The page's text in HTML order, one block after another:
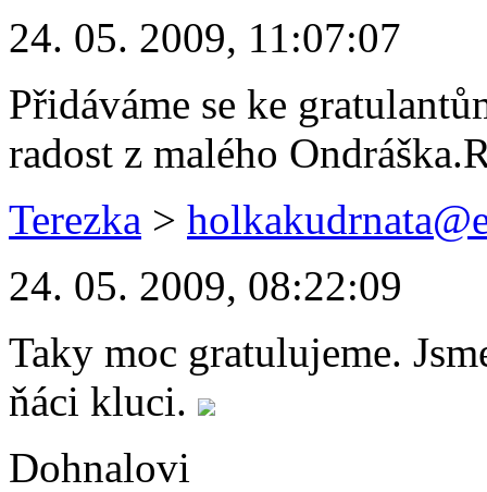
24. 05. 2009, 11:07:07
Přidáváme se ke
radost z malého
Terezka >
24. 05. 2009, 08:22:09
Taky moc gratulujeme.
ňáci kluci.
Dohnalovi